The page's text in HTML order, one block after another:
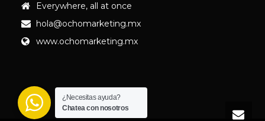
Everywhere, all at once
hola@ochomarketing.mx
www.ochomarketing.mx
¿Necesitas ayuda?
Chatea con nosotros